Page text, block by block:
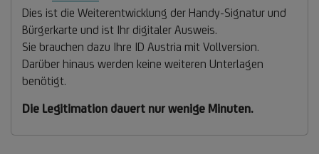
Dies ist die Weiterentwicklung der Handy-Signatur und
Bürgerkarte und ist Ihr digitaler Ausweis.
Sie brauchen dazu Ihre ID Austria mit Vollversion.
Darüber hinaus werden keine weiteren Unterlagen
benötigt.
Die Legitimation dauert nur wenige Minuten.